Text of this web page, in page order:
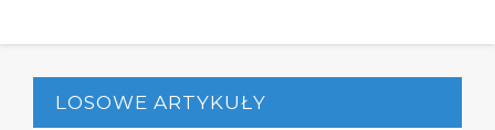
LOSOWE ARTYKUŁY